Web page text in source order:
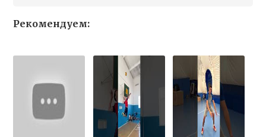
Рекомендуем: